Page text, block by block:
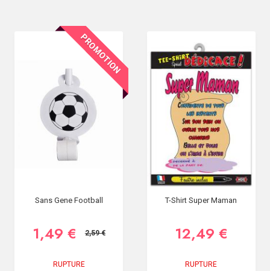
PROMOTION
Sans Gene Football
1,49 € 2,59 €
RUPTURE
T-Shirt Super Maman
12,49 €
RUPTURE